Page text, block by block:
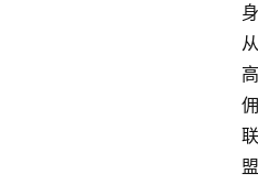
身
从
高
佣
联
盟